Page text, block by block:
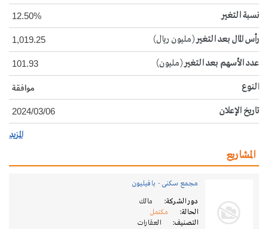
نسبة التغير 12.50%
رأس المال بعد التغير(مليون ريال) 1,019.25
عدد الأسهم بعد التغير(مليون) 101.93
النوع موافقة
تاريخ الإعلان 2024/03/06
المزيد
المشاريع
مجمع سكنى - بافيليون
دور الشركة:
مالك
الحالة:
مكتمل
التصنيف:
العقارات